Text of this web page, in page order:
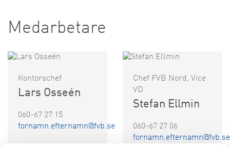
Medarbetare
Kontorschef
Lars Osseén
060-67 27 15
fornamn.efternamn@fvb.se
Chef FVB Nord, Vice
VD
Stefan Ellmin
060-67 27 06
fornamn.efternamn@fvb.se